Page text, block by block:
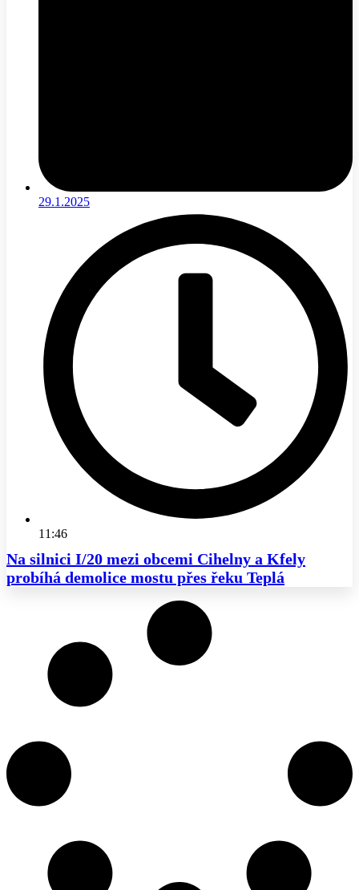
29.1.2025
11:46
Na silnici I/20 mezi obcemi Cihelny a Kfely
probíhá demolice mostu přes řeku Teplá